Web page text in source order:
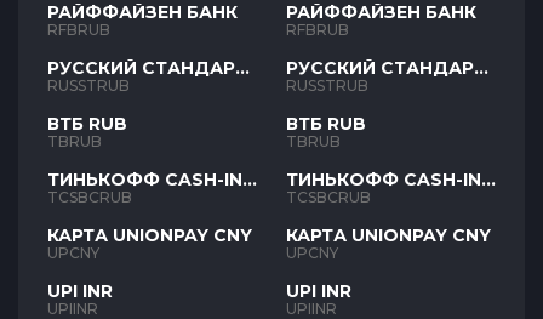
РАЙФФАЙЗЕН БАНК
RFBRUB
РУССКИЙ СТАНДАРТ
RUB
RUSSTRUB
ВТБ RUB
TBRUB
ТИНЬКОФФ CASH-IN
RUB
TCSBCRUB
КАРТА UNIONPAY CNY
UPCNY
UPI INR
UPIINR
РАЙФФАЙЗЕН БАНК
RFBRUB
РУССКИЙ СТАНДАРТ
RUB
RUSSTRUB
ВТБ RUB
TBRUB
ТИНЬКОФФ CASH-IN
RUB
TCSBCRUB
КАРТА UNIONPAY CNY
UPCNY
UPI INR
UPIINR